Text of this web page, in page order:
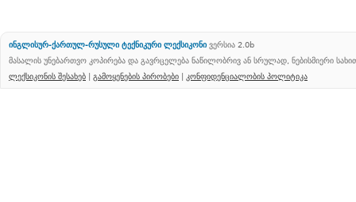
ინგლისურ-ქართულ-რუსული ტექნიკური ლექსიკონი ვერსია 2.0b
მასალის უნებართვო კოპირება და გავრცელება ნაწილობრივ ან სრულად, ნებისმიერი
ლექსიკონის შესახებ | გამოყენების პირობები | კონფიდენციალობის პოლიტიკა